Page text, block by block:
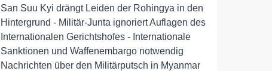
San Suu Kyi drängt Leiden der Rohingya in den
Hintergrund - Militär-Junta ignoriert Auflagen des
Internationalen Gerichtshofes - Internationale
Sanktionen und Waffenembargo notwendig
Nachrichten über den Militärputsch in Myanmar